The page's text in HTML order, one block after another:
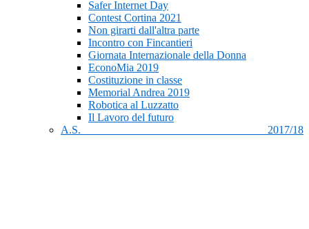
Safer Internet Day
Contest Cortina 2021
Non girarti dall'altra parte
Incontro con Fincantieri
Giornata Internazionale della Donna
EconoMia 2019
Costituzione in classe
Memorial Andrea 2019
Robotica al Luzzatto
Il Lavoro del futuro
A.S. 2017/18